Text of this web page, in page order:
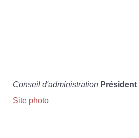
Conseil d'administration Président
Site photo